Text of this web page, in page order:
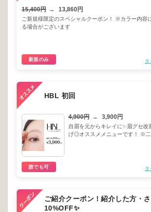
15,400円 → 13,860円
ご新規様限定のスペシャルクーポン！ ※カラー内容
る場合がございます
新規のみ タ
HBL 初回
4,900円 → 3,900円
自眉を元からキレイに✨眉グセ改
げ◎オススメメニューです！ ※二
誰でも可 タ
ご紹介クーポン！紹介した方・
10%OFF✨